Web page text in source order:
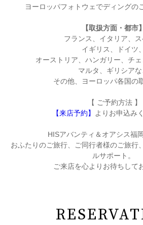
ヨーロッパフォトウェでディングの
【取扱方面・都市】
フランス、イタリア、
イギリス、ドイツ、
オーストリア、ハンガリー、チ
マルタ、ギリシア
その他、ヨーロッパ各国の
【 ご予約方法 】
【来店予約】
よりお申込み
HISアバンティ＆オアシス福
おふたりのご旅行、ご同行者様のご旅行
ルサポート。
ご来店を心よりお待ちして